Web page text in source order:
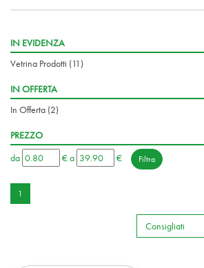
IN EVIDENZA
Vetrina Prodotti (11)
IN OFFERTA
In Offerta (2)
PREZZO
filtra
da € filtra
a €
1
Consigliati